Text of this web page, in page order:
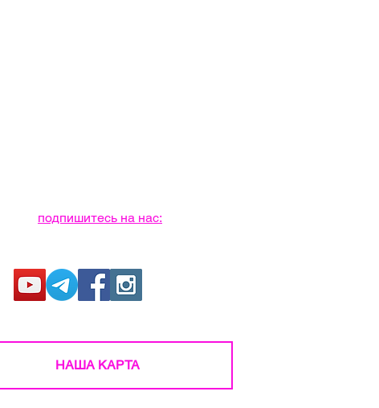
подпишитесь на нас:
НАША КАРТА